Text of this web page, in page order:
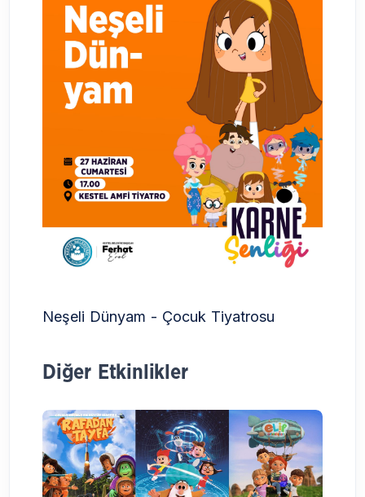
Neşeli Dünyam - Çocuk Tiyatrosu
Diğer Etkinlikler